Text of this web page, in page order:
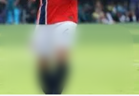
FALECEU PAULA ALMEIDA,
JOVEM ENFERMEIRA NO
HOSPITAL DE VISEU